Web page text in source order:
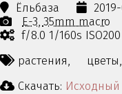
Ёльбаза
E-3 35mm macro
f/8.0 1/160s
растения,
цветы,
Скачать: Исходный